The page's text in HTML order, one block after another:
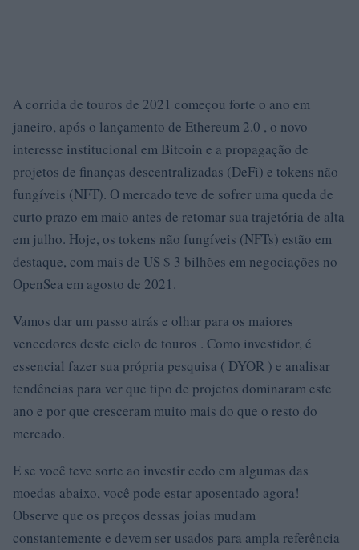
A corrida de touros de 2021 começou forte o ano em
janeiro, após o lançamento de Ethereum 2.0 , o novo
interesse institucional em Bitcoin e a propagação de
projetos de finanças descentralizadas (DeFi) e tokens não
fungíveis (NFT). O mercado teve de sofrer uma queda de
curto prazo em maio antes de retomar sua trajetória de alta
em julho. Hoje, os tokens não fungíveis (NFTs) estão em
destaque, com mais de US $ 3 bilhões em negociações no
OpenSea em agosto de 2021.
Vamos dar um passo atrás e olhar para os maiores
vencedores deste ciclo de touros . Como investidor, é
essencial fazer sua própria pesquisa ( DYOR ) e analisar
tendências para ver que tipo de projetos dominaram este
ano e por que cresceram muito mais do que o resto do
mercado.
E se você teve sorte ao investir cedo em algumas das
moedas abaixo, você pode estar aposentado agora!
Observe que os preços dessas joias mudam
constantemente e devem ser usados ​​para ampla referência